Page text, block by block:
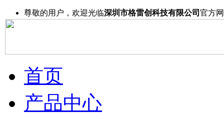
尊敬的用户，欢迎光临深圳市格雷创科技有限公司 官方
首页
产品中心